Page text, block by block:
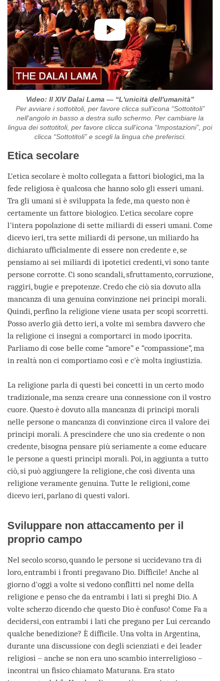
Video: Il XIV Dalai Lama — “L'unicità dell'umanità”
Per avviare i sottotitoli, per favore clicca sull’icona “Sottotitoli”
nell‘angolo in basso a destra sullo schermo. Per cambiare la
lingua dei sottotitoli, per favore clicca sull‘icona “Impostazioni”, poi
clicca “Sottotitoli” e scegli la lingua che preferisci.
Etica secolare
L'etica secolare è molto collegata a fattori biologici, ma la
fede religiosa è qualcosa che hanno solo gli esseri umani.
Tra gli umani si è sviluppata la fede, ma questo non è
certamente un fattore biologico. L'etica secolare copre
l'intera popolazione di sette miliardi di esseri umani. Come
dicevo ieri, tra sette miliardi di persone, un miliardo ha
dichiarato ufficialmente di essere non credente e, se
pensiamo ai sei miliardi di ipotetici credenti, vi sono tante
persone corrotte. Ci sono scandali, sfruttamento, corruzione,
raggiri, bugie e prepotenze. Credo che ciò sia dovuto alla
mancanza di una genuina convinzione nei principi morali.
Quindi, perfino la religione viene usata per scopi scorretti.
Posso averlo già detto ieri, a volte mi sembra davvero che
la religione ci insegni a comportarci in modo ipocrita.
Parliamo di cose belle come “amore” e “compassione”, ma
in realtà non ci comportiamo così e c'è molta ingiustizia.
La religione parla di questi bei concetti in un certo modo
tradizionale, ma senza creare una connessione con il vostro
cuore. Questo è dovuto alla mancanza di principi morali
nelle persone o mancanza di convinzione circa il valore dei
principi morali. A prescindere che uno sia credente o non
credente, bisogna pensare più seriamente a come educare
le persone a questi principi morali. Poi, in aggiunta a tutto
ciò, si può aggiungere la religione, che così diventa una
religione veramente genuina. Tutte le religioni, come
dicevo ieri, parlano di questi valori.
Sviluppare non attaccamento per il
proprio campo
Nel secolo scorso, quando le persone si uccidevano tra di
loro, entrambi i fronti pregavano Dio. Difficile! Anche al
giorno d'oggi a volte si vedono conflitti nel nome della
religione e penso che da entrambi i lati si preghi Dio. A
volte scherzo dicendo che questo Dio è confuso! Come Fa a
decidersi, con entrambi i lati che pregano per Lui cercando
qualche benedizione? È difficile. Una volta in Argentina,
durante una discussione con degli scienziati e dei leader
religiosi – anche se non era uno scambio interreligioso –
incontrai un fisico chiamato Maturana. Era stato